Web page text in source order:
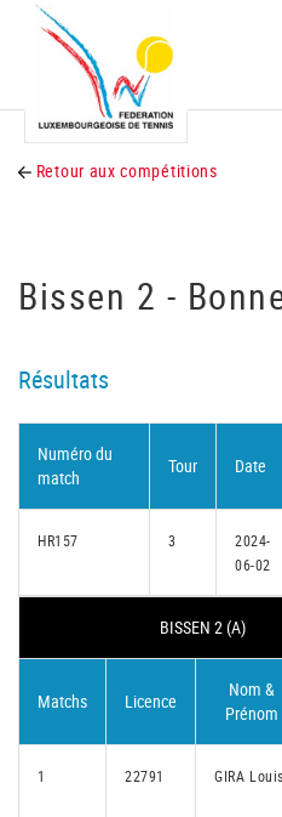
Retour aux compétitions
Bissen 2 -
Résultats
Numéro du
match
Tour Date
HR157 3
2024-
06-02
BISSEN 2 (A)
Matchs Licence
Nom &
Prénom
1 22791 GIRA Louis